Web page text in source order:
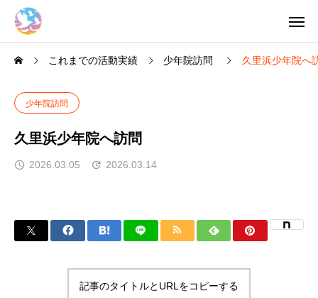
これまでの活動実績 少年院訪問 久里浜少年院へ
少年院訪問
久里浜少年院へ訪問
2026.03.05 2026.03.14
記事のタイトルとURLをコピーする